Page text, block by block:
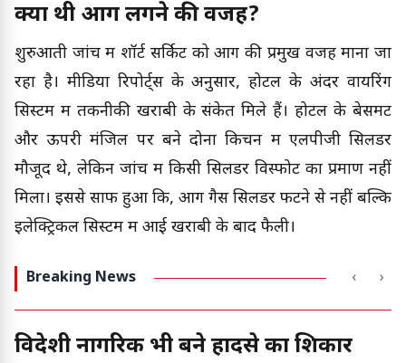
क्या थी आग लगने की वजह?
शुरुआती जांच में शॉर्ट सर्किट को आग की प्रमुख वजह माना जा
रहा है। मीडिया रिपोर्ट्स के अनुसार, होटल के अंदर वायरिंग
सिस्टम में तकनीकी खराबी के संकेत मिले हैं। होटल के बेसमेंट
और ऊपरी मंजिल पर बने दोनों किचन में एलपीजी सिलेंडर
मौजूद थे, लेकिन जांच में किसी सिलेंडर विस्फोट का प्रमाण नहीं
मिला। इससे साफ हुआ कि, आग गैस सिलेंडर फटने से नहीं बल्कि
इलेक्ट्रिकल सिस्टम में आई खराबी के बाद फैली।
Breaking News ‹ ›
विदेशी नागरिक भी बने हादसे का शिकार